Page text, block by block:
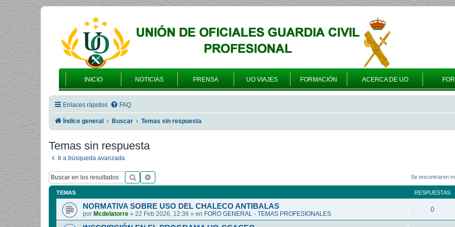
INICIO NOTICIAS PRENSA UO VIAJES FORMACIÓN ACERCA DE UO
Enlaces rápidos FAQ
Índice general Buscar Temas sin respuesta
Temas sin respuesta
Ir a búsqueda avanzada
Buscar Se encontraron
TEMAS RESPUESTAS
NORMATIVA SOBRE USO DEL CHALECO ANTIBALAS
por Mcdelatorre » 22 Feb 2026, 12:36 » en FORO GENERAL - TEMAS PROFESIONALES
0